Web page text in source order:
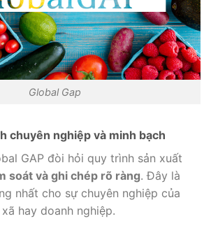
Global Gap
chuyên nghiệp và minh bạch
GAP đòi hỏi quy trình sản xuất
soát và ghi chép rõ ràng. Đây là
nhất cho sự chuyên nghiệp của
hay doanh nghiệp.